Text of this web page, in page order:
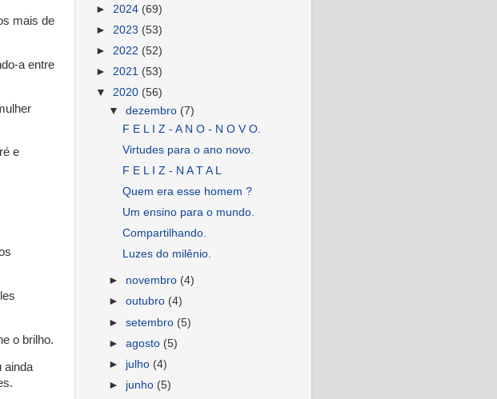
mais de
a entre
e
o brilho.
ainda
► 2024 (69)
► 2023 (53)
► 2022 (52)
► 2021 (53)
▼ 2020 (56)
▼dezembro (7)
F E L I Z - A N O - N O V O.
Virtudes para o ano novo.
F E L I Z - N A T A L
Quem era esse homem ?
Um ensino para o mundo.
Compartilhando.
Luzes do milênio.
► novembro (4)
►outubro (4)
►setembro (5)
►agosto (5)
► julho (4)
► junho (5)